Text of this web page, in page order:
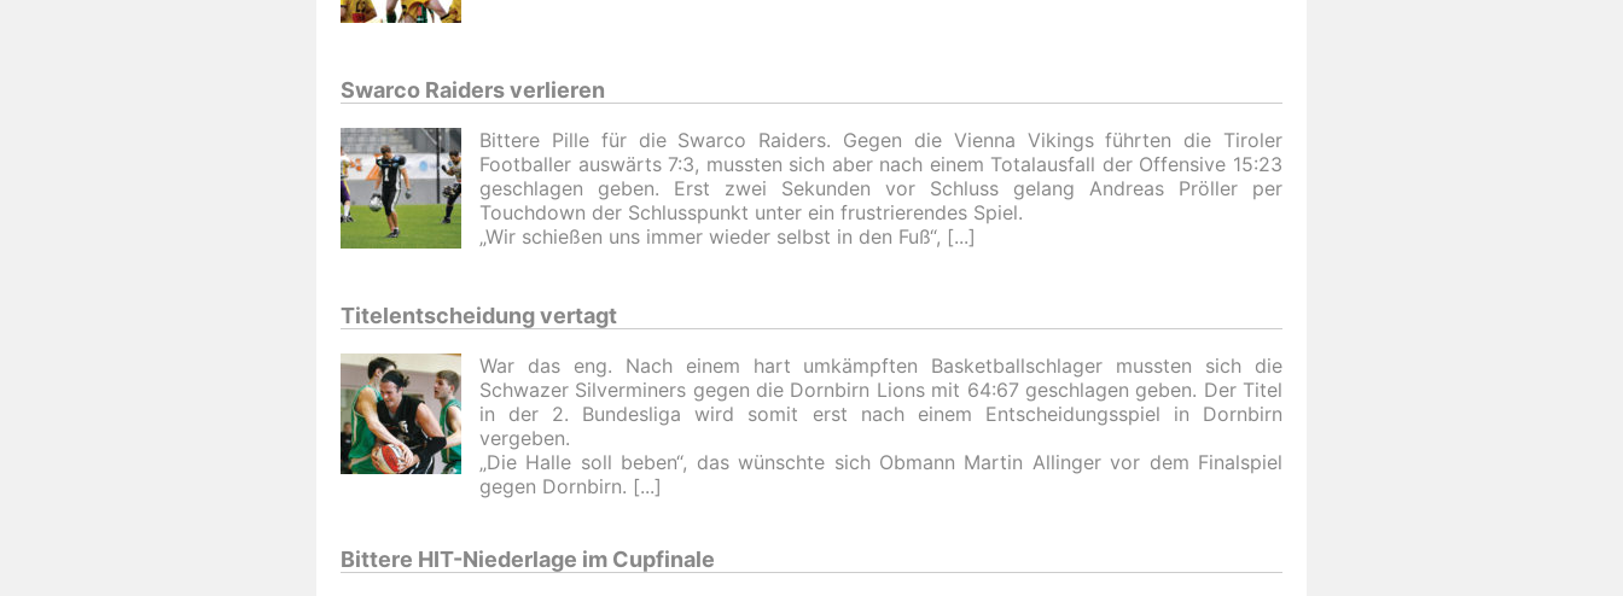
Swarco Raiders verlieren
Bittere Pille für die Swarco Raiders. Gegen die Vienna Vikings führten die Tiroler
Footballer auswärts 7:3, mussten sich aber nach einem Totalausfall der Offensive 15:23
geschlagen geben. Erst zwei Sekunden vor Schluss gelang Andreas Pröller per
Touchdown der Schlusspunkt unter ein frustrierendes Spiel.
„Wir schießen uns immer wieder selbst in den Fuß“,
Titelentscheidung vertagt
War das eng. Nach einem hart umkämpften Basketballschlager mussten sich die
Schwazer Silverminers gegen die Dornbirn Lions mit 64:67 geschlagen geben. Der Titel
in der 2. Bundesliga wird somit erst nach einem Entscheidungsspiel in Dornbirn
vergeben.
„Die Halle soll beben“, das wünschte sich Obmann Martin Allinger vor dem Finalspiel
gegen Dornbirn.
Bittere HIT-Niederlage im Cupfinale